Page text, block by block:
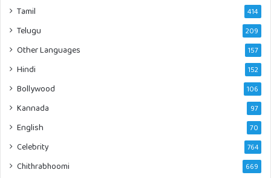
Tamil 414
Telugu 209
Other Languages 157
Hindi 152
Bollywood 106
Kannada 97
English 70
Celebrity 764
Chithrabhoomi 669